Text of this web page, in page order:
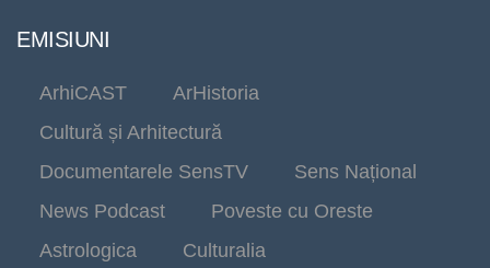
EMISIUNI
ArhiCAST
ArHistoria
Cultură și Arhitectură
Documentarele SensTV
Sens Național
News Podcast
Poveste cu Oreste
Astrologica
Culturalia